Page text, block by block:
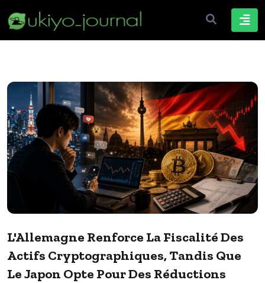
L'Allemagne Renforce La Fiscalité Des
Actifs Cryptographiques, Tandis Que
Le Japon Opte Pour Des Réductions